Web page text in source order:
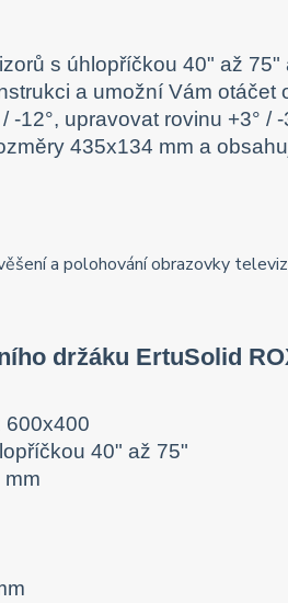
s úhlopříčkou 40" až
a umožní Vám otáčet
12°, upravovat rovinu +3° /
435x134 mm a
držáku ErtuSolid
600x400
40" až 75"